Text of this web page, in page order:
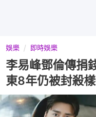
娛樂 即時娛樂
李易峰鄧倫傳捐
東8年仍被封殺